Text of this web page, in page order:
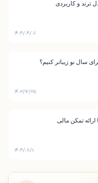
۱۴۰۴/۰۴/۰۷
سال نو زیباتر کنیم؟
۱۴۰۳/۱۲/۲۵
ارائه تمکن مالی
۱۴۰۴/۰۸/۱۰